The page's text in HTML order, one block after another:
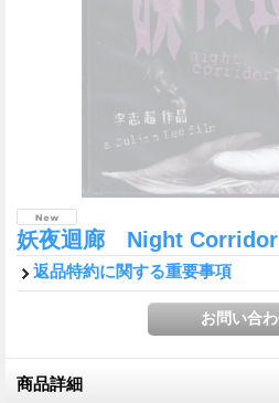
妖夜迴廊 Night Corridor
返品特約に関する重要事項
商品詳細